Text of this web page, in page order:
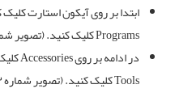
Programs کلیک کنید. (تصویر شماره ۱)
Tools کلیک کنید. (تصویر شماره ۲)